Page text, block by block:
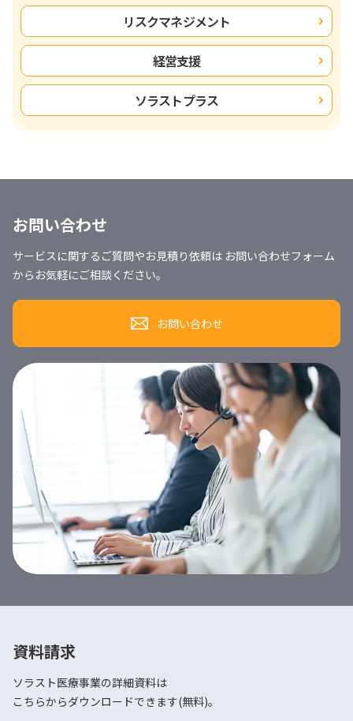
リスクマネジメント
経営支援
ソラストプラス
お問い合わせ
サービスに関するご質問やお見積り依頼は お問い合わせフォーム
からお気軽にご相談ください。
お問い合わせ
資料請求
ソラスト医療事業の詳細資料は
こちらからダウンロードできます(無料)。